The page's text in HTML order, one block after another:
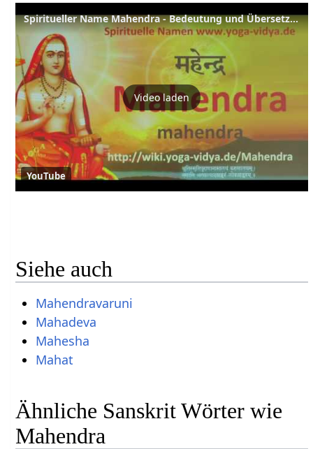
Spiritueller Name Mahendra - Bedeutung und Übersetzung aus dem Sanskrit
Video laden
YouTube
Siehe auch
Mahendravaruni
Mahadeva
Mahesha
Mahat
Ähnliche Sanskrit Wörter wie
Mahendra